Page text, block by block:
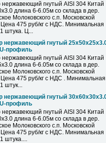
гнутый AISI 304 Китай
длина 6-6.05м со склада в дер.
Молоковского с.п. Московской
Цена 475 руб/кг с НДС. Минимальная
штука. Ц...
нержавеющий гнутый
профиль
гнутый AISI 304 Китай
длина 6-6.05м со склада в дер.
Молоковского с.п. Московской
Цена 475 руб/кг с НДС . Минимальная
штук...
нержавеющий гнутый
профиль
гнутый AISI 304 Китай
длина 6-6.05м со склада в дер.
Молоковского с.п. Московской
Цена 475 руб/кг с НДС. Минимальная
штука....